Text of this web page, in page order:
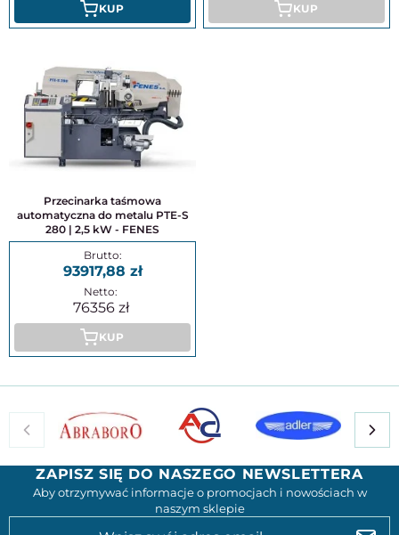
KUP KUP
Przecinarka taśmowa
automatyczna do metalu PTE-S
280 | 2,5 kW - FENES
93917,88
76356
KUP
ZAPISZ SIĘ DO NASZEGO NEWSLETTERA
Aby otrzymywać informacje o promocjach i nowościach w
naszym sklepie